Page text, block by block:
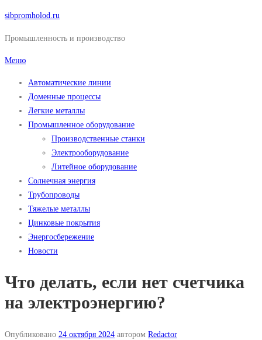
Перейти
содержимому
sibpromholod.ru
Промышленность и производство
Меню
Автоматические линии
Доменные процессы
Легкие металлы
Промышленное оборудование
Производственные станки
Электрооборудование
Литейное оборудование
Солнечная энергия
Трубопроводы
Тяжелые металлы
Цинковые покрытия
Энергосбережение
Новости
Что делать, если нет счетчика
на электроэнергию?
Опубликовано 24 октября 2024 автором Redactor